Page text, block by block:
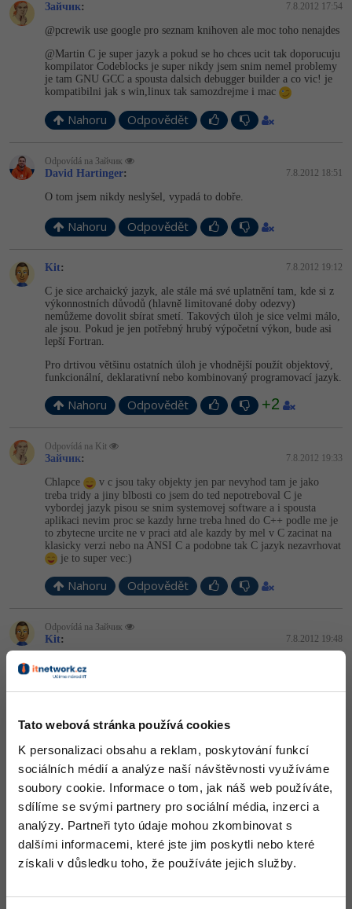
Tato webová stránka používá cookies
K personalizaci obsahu a reklam, poskytování funkcí
sociálních médií a analýze naší návštěvnosti využíváme
soubory cookie. Informace o tom, jak náš web používáte,
sdílíme se svými partnery pro sociální média, inzerci a
analýzy. Partneři tyto údaje mohou zkombinovat s
dalšími informacemi, které jste jim poskytli nebo které
získali v důsledku toho, že používáte jejich služby.
Зайчик: 7.8.2012 17:54
@pcrewik use google pro seznam knihoven ale moc toho nenajdes
@Martin C je super jazyk a pokud se ho chces ucit tak doporucuju
kompilator Codeblocks je super nikdy jsem snim nemel problemy
je tam GNU GCC a spousta dalsich debugger builder a co vic! je
kompatibilni jak s win,linux tak samozdrejme i mac
Nahoru Odpovědět
Odpovídá na Зайчик
David Hartinger: 7.8.2012 18:51
O tom jsem nikdy neslyšel, vypadá to dobře.
Nahoru Odpovědět
Kit: 7.8.2012 19:12
C je sice archaický jazyk, ale stále má své uplatnění tam, kde si z
výkonnostních důvodů (hlavně limitované doby odezvy)
nemůžeme dovolit sbírat smetí. Takových úloh je sice velmi málo,
ale jsou. Pokud je jen potřebný hrubý výpočetní výkon, bude asi
lepší Fortran.
Pro drtivou většinu ostatních úloh je vhodnější použít objektový,
funkcionální, deklarativní nebo kombinovaný programovací jazyk.
Nahoru Odpovědět +2
Odpovídá na Kit
Зайчик: 7.8.2012 19:33
Chlapce
v c jsou taky objekty jen par nevyhod tam je jako
treba tridy a jiny blbosti co jsem do ted nepotreboval C je
vybordej jazyk pisou se snim systemovej software a i spousta
aplikaci nevim proc se kazdy hrne treba hned do C++ podle me je
to zbytecne urcite ne v praci atd ale kazdy by mel v C zacinat na
klasicky verzi nebo na ANSI C a podobne tak C jazyk nezavrhovat
je to super vec:)
Nahoru Odpovědět
Odpovídá na Зайчик
Kit: 7.8.2012 19:48
C nezavrhuji. Na rozdíl od tebe dokonce používá interpunkci,
takže špatný není. Jen se pro většinu běžných úloh moc nehodí,
Odpovídá na Зайчик
David Hartinger: 7.8.2012 20:05
Že jsi něco doteď nepotřeboval neznamená, že je to blbost
Když lidé vynalezli koňské spřežení, bylo to také super, i dnes se
ještě jistě někde používá. Ale auto je v 90% případech lepší
prostředek.
Je třeba jít s dobou, možná by sis mohl přečíst tento článek:
http://www.itnetwork.cz/index.php?…